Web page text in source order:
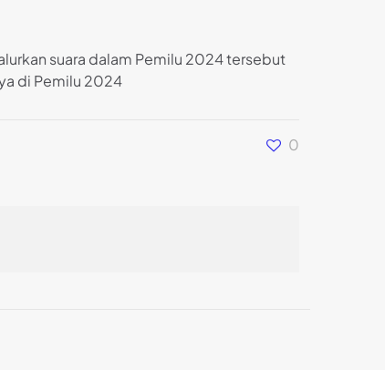
suara dalam Pemilu 2024 tersebut
di Pemilu 2024
0